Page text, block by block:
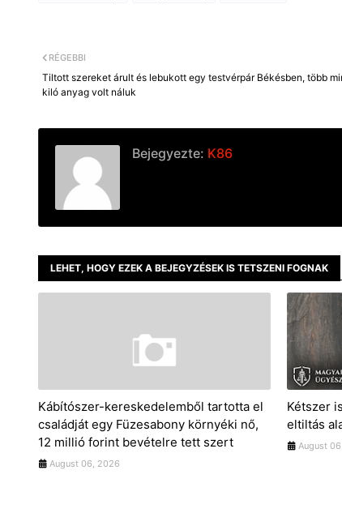
RÉGEBBI
Tiltott szereket árult és lebukott egy testvérpár Békésben, több
kiló anyag volt náluk
Bejegyezte: K86
LEHET, HOGY EZEK A BEJEGYZÉSEK IS TETSZENI FOGNAK
Kábítószer-kereskedelemből tartotta el
családját egy Füzesabony környéki nő,
12 millió forint bevételre tett szert
August 06, 2026
Kétszer
eltiltás
August